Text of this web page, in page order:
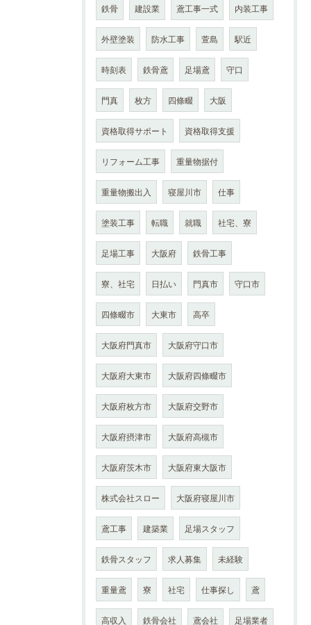
鉄骨 建設業 鳶工事一式 内装工事
外壁塗装 防水工事 萱島 駅近
時刻表 鉄骨鳶 足場鳶 守口
門真 枚方 四條畷 大阪
資格取得サポート 資格取得支援
リフォーム工事 重量物据付
重量物搬出入 寝屋川市 仕事
塗装工事 転職 就職 社宅、寮
足場工事 大阪府 鉄骨工事
寮、社宅 日払い 門真市 守口市
四條畷市 大東市 高卒
大阪府門真市 大阪府守口市
大阪府大東市 大阪府四條畷市
大阪府枚方市 大阪府交野市
大阪府摂津市 大阪府高槻市
大阪府茨木市 大阪府東大阪市
株式会社スロー 大阪府寝屋川市
鳶工事 建築業 足場スタッフ
鉄骨スタッフ 求人募集 未経験
重量鳶 寮 社宅 仕事探し 鳶
高収入 鉄骨会社 鳶会社 足場業者